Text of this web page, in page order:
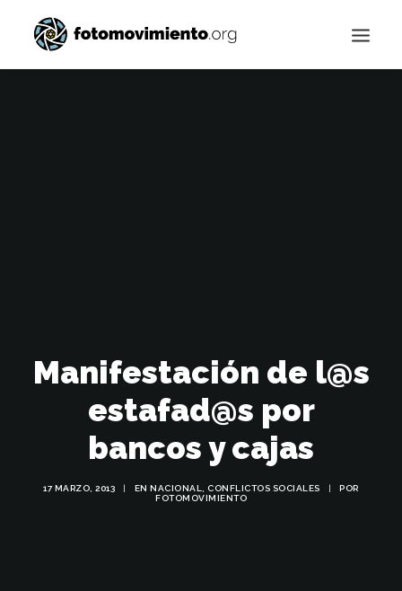
Manifestación de l@s
estafad@s por
bancos y cajas
17 MARZO, 2013 | ENNACIONAL ,CONFLICTOS SOCIALES |
POR
FOTOMOVIMIENTO